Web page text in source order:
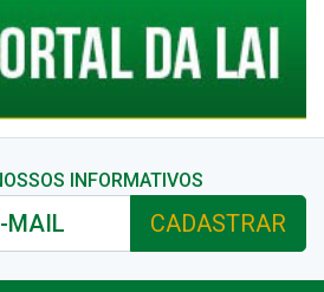
INFORMATIVOS
CADASTRAR